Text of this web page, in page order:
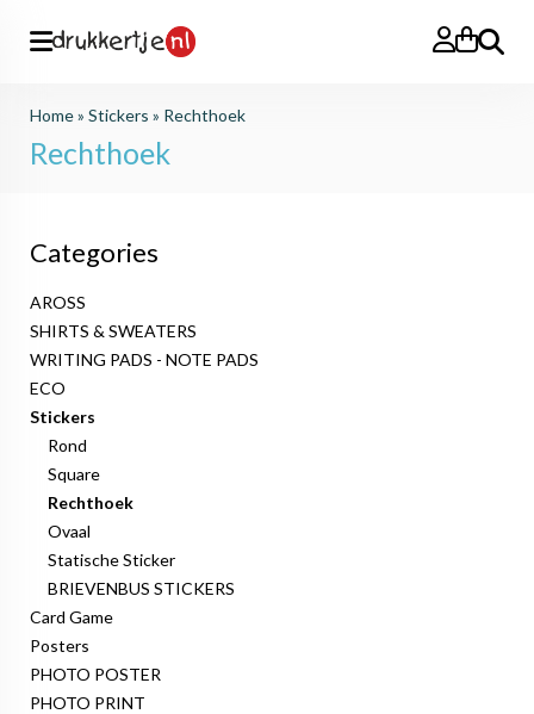
Search
Home» Stickers » Rechthoek
Rechthoek
Categories
AROSS
SHIRTS & SWEATERS
WRITING PADS - NOTE PADS
ECO
Stickers
Rond
Square
Rechthoek
Ovaal
Statische Sticker
BRIEVENBUS STICKERS
Card Game
Posters
PHOTO POSTER
PHOTO PRINT